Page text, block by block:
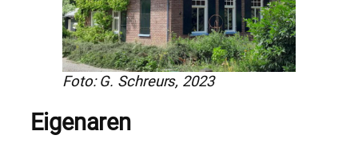
Foto: G. Schreurs, 2023
Eigenaren